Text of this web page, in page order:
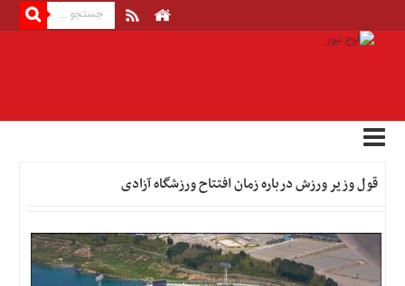
صفحه
اصلی
اقتصادی
ایران
اخبار
بین
قول وزیر ورزش درباره زمان افتتاح ورزشگاه آزادی